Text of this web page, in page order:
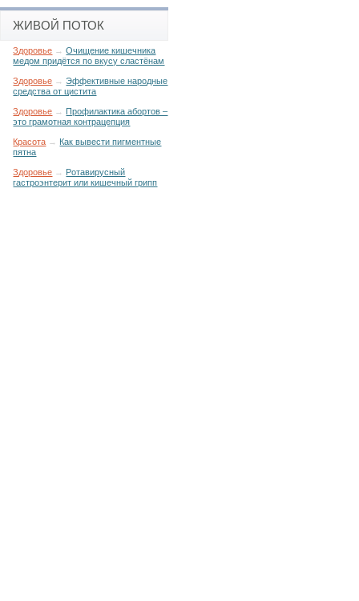
ЖИВОЙ ПОТОК
Здоровье →Очищение кишечника
медом придётся по вкусу сластёнам
Здоровье →Эффективные народные
средства от цистита
Здоровье → Профилактика абортов –
это грамотная контрацепция
Красота → Как вывести пигментные
пятна
Здоровье → Ротавирусный
гастроэнтерит или кишечный грипп